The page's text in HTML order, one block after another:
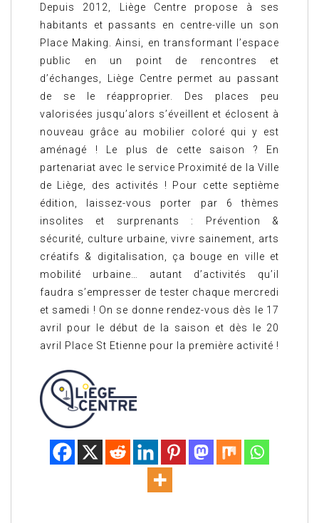
Depuis 2012, Liège Centre propose à ses
habitants et passants en centre-ville un son
Place Making. Ainsi, en transformant l’espace
public en un point de rencontres et
d’échanges, Liège Centre permet au passant
de se le réapproprier. Des places peu
valorisées jusqu’alors s’éveillent et éclosent à
nouveau grâce au mobilier coloré qui y est
aménagé ! Le plus de cette saison ? En
partenariat avec le service Proximité de la Ville
de Liège, des activités ! Pour cette septième
édition, laissez-vous porter par 6 thèmes
insolites et surprenants : Prévention &
sécurité, culture urbaine, vivre sainement, arts
créatifs & digitalisation, ça bouge en ville et
mobilité urbaine… autant d’activités qu’il
faudra s’empresser de tester chaque mercredi
et samedi ! On se donne rendez-vous dès le 17
avril pour le début de la saison et dès le 20
avril Place St Etienne pour la première activité !